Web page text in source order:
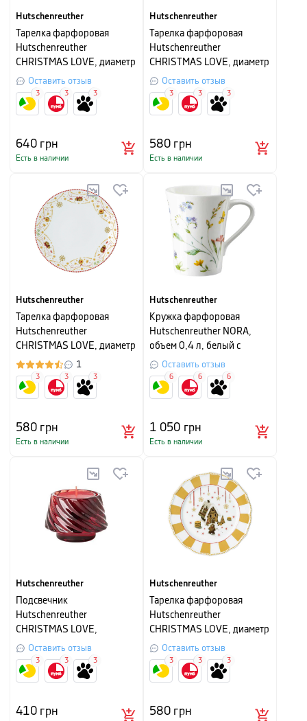
Hutschenreuther
Тарелка фарфоровая
Hutschenreuther
CHRISTMAS LOVE, диаметр
27 см, белый с рисунком
Оставить отзыв
640грн
Есть в наличии
3 3 3
Hutschenreuther
Тарелка фарфоровая
Hutschenreuther
CHRISTMAS LOVE, диаметр
22 см, белый с красным
Оставить отзыв
580грн
Есть в наличии
3 3 3
Hutschenreuther
Тарелка фарфоровая
Hutschenreuther
CHRISTMAS LOVE, диаметр
22 см, белый с рисунком
1
580грн
Есть в наличии
3 3 3
Hutschenreuther
Кружка фарфоровая
Hutschenreuther NORA,
объем 0,4 л, белый с
рисунком
Оставить отзыв
1 050 грн
Есть в наличии
6 6 6
Hutschenreuther
Подсвечник
Hutschenreuther
CHRISTMAS LOVE,
5х6,9х6,9 см, красный
Оставить отзыв
410грн
3 3 3
Hutschenreuther
Тарелка фарфоровая
Hutschenreuther
CHRISTMAS LOVE, диаметр
22 см, белый с бежевым
Оставить отзыв
580грн
3 3 3